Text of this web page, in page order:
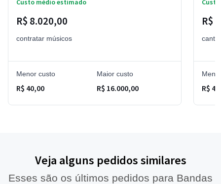
Custo médio estimado
R$ 8.020,00
contratar músicos
Menor custo
R$ 40,00
Maior custo
R$ 16.000,00
R$
R$
Veja alguns pedidos similares
Esses são os últimos pedidos para Bandas